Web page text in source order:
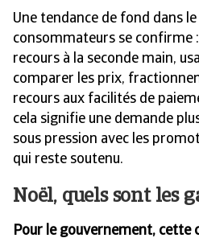
Une tendance de fond dans
consommateurs se confirme
recours à la seconde main,
comparer les prix,
recours aux facilités de
cela signifie une demande
sous pression avec les
qui reste soutenu.
Noël, quels sont les
Pour le gouvernement, cette